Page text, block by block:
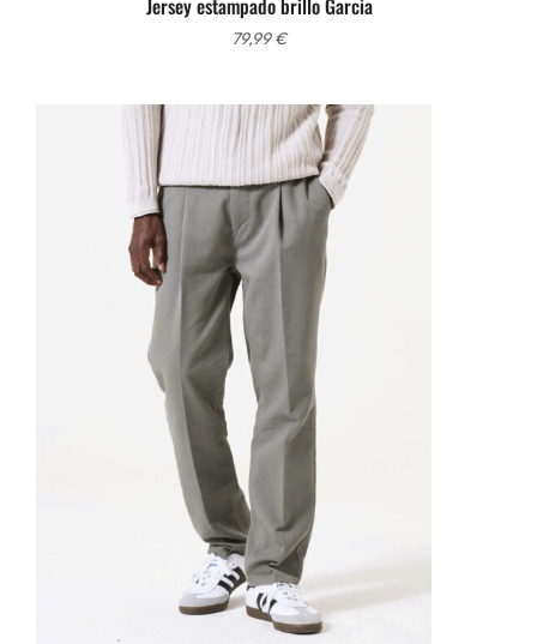
Jersey estampado brillo Garcia
79,99€